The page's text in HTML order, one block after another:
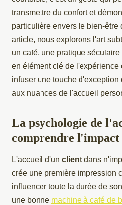
transmettre du confort et
particulière envers le bien-être
article, nous explorons l'art
un café, une pratique
en élément clé de l'expérience
infuser une touche
aux nuances de l'accueil
La psychologie de
comprendre
L'accueil d'un client dans
crée une première impression
influencer toute la durée de
une bonne machine à café de